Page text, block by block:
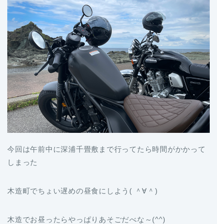
今回は午前中に深浦千畳敷まで行ってたら時間がかかって
しまった
木造町でちょい遅めの昼食にしよう( ＾∀＾)
木造でお昼ったらやっぱりあそごだべな～(^^)